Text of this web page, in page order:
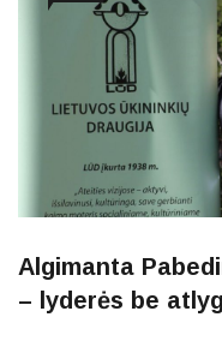
Algimanta
– lyderės be